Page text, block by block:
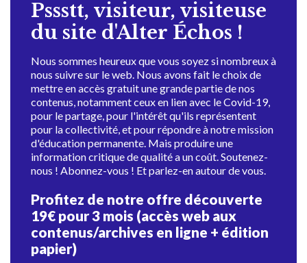
Pssstt, visiteur, visiteuse
du site d'Alter Échos !
Nous sommes heureux que vous soyez si nombreux à
nous suivre sur le web. Nous avons fait le choix de
mettre en accès gratuit une grande partie de nos
contenus, notamment ceux en lien avec le Covid-19,
pour le partage, pour l'intérêt qu'ils représentent
pour la collectivité, et pour répondre à notre mission
d'éducation permanente. Mais produire une
information critique de qualité a un coût. Soutenez-
nous ! Abonnez-vous ! Et parlez-en autour de vous.
Profitez de notre offre découverte
19€ pour 3 mois (accès web aux
contenus/archives en ligne + édition
papier)